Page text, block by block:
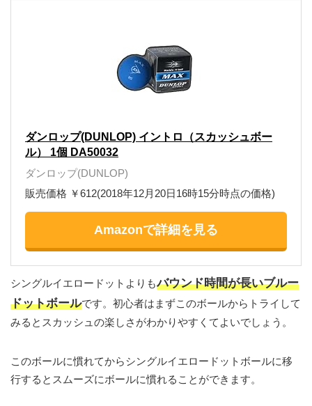
ダンロップ(DUNLOP) イントロ（スカッシュボー
ル） 1個 DA50032
ダンロップ(DUNLOP)
販売価格 ￥612(2018年12月20日16時15分時点の価格)
Amazonで詳細を見る
シングルイエロードットよりもバウンド時間が長いブルー
ドットボールです。初心者はまずこのボールからトライして
みるとスカッシュの楽しさがわかりやすくてよいでしょう。
このボールに慣れてからシングルイエロードットボールに移
行するとスムーズにボールに慣れることができます。